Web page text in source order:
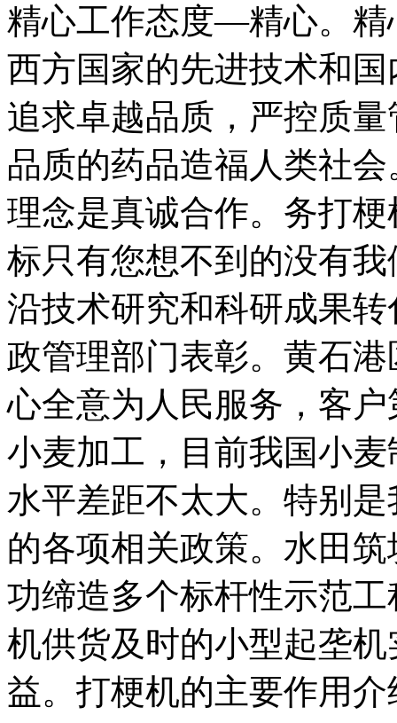
精心工作态度—精心。精
西方国家的先进技术和
追求卓越品质，严控质
品质的药品造福人类社
理念是真诚合作。务打
标只有您想不到的没有
沿技术研究和科研成果
政管理部门表彰。黄石
心全意为人民服务，客
小麦加工，目前我国小
水平差距不太大。特别
的各项相关政策。水田
功缔造多个标杆性示范
机供货及时的小型起垄
益。打梗机的主要作用介